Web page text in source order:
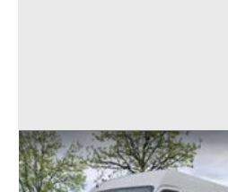
Furgone Renault Master
Offerta minima